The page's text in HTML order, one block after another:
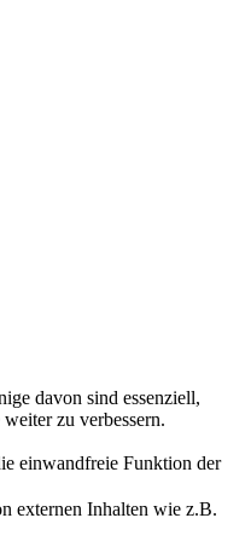
davon sind essenziell,
zu verbessern.
einwandfreie Funktion der
externen Inhalten wie z.B.